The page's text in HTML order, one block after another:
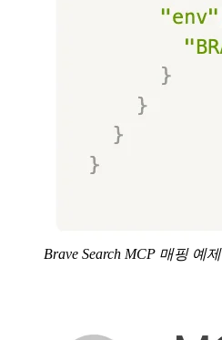
Brave Search MCP 매핑 예제